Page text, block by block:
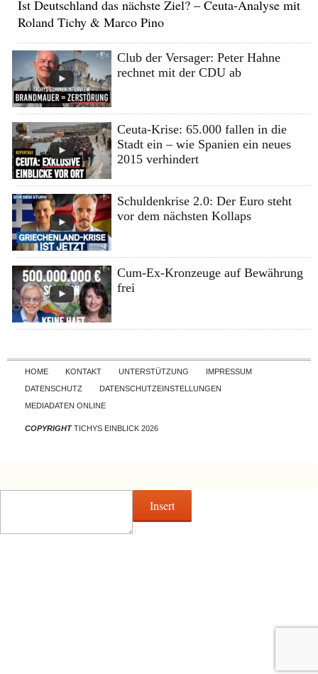
Ist Deutschland das nächste Ziel? – Ceuta-Analyse mit
Roland Tichy & Marco Pino
Club der Versager: Peter Hahne
rechnet mit der CDU ab
Ceuta-Krise: 65.000 fallen in die
Stadt ein – wie Spanien ein neues
2015 verhindert
Schuldenkrise 2.0: Der Euro steht
vor dem nächsten Kollaps
Cum-Ex-Kronzeuge auf Bewährung
frei
Skip to content
HOME KONTAKT UNTERSTÜTZUNG
IMPRESSUM
DATENSCHUTZ
DATENSCHUTZEINSTELLUNGEN
MEDIADATEN ONLINE
COPYRIGHTTICHYS EINBLICK 2026
Insert